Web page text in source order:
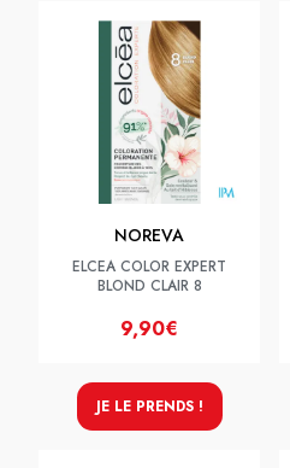
NOREVA
ELCEA COLOR EXPERT
BLOND CLAIR 8
9,90€
JE LE PRENDS !